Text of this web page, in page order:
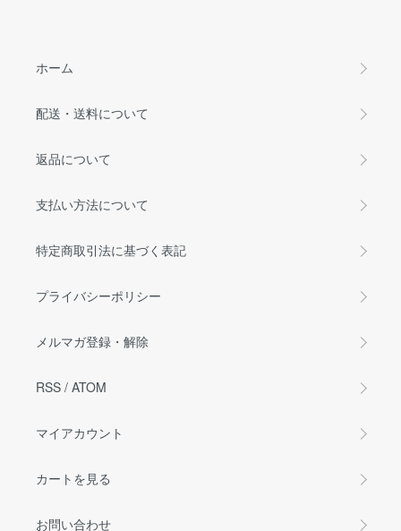
ホーム
配送・送料について
返品について
支払い方法について
特定商取引法に基づく表記
プライバシーポリシー
メルマガ登録・解除
RSS / ATOM
マイアカウント
カートを見る
お問い合わせ